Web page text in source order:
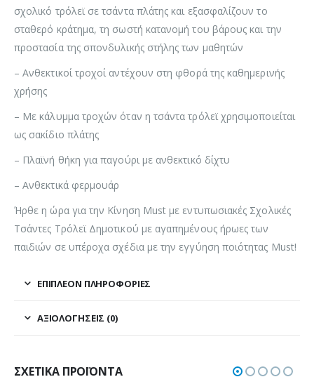
σχολικό τρόλεϊ σε τσάντα πλάτης και εξασφαλίζουν το
σταθερό κράτημα, τη σωστή κατανομή του βάρους και την
προστασία της σπονδυλικής στήλης των μαθητών
– Ανθεκτικοί τροχοί αντέχουν στη φθορά της καθημερινής
χρήσης
– Με κάλυμμα τροχών όταν η τσάντα τρόλεϊ χρησιμοποιείται
ως σακίδιο πλάτης
– Πλαϊνή θήκη για παγούρι με ανθεκτικό δίχτυ
– Ανθεκτικά φερμουάρ
Ήρθε η ώρα για την Κίνηση Must με εντυπωσιακές Σχολικές
Τσάντες Τρόλεϊ Δημοτικού με αγαπημένους ήρωες των
παιδιών σε υπέροχα σχέδια με την εγγύηση ποιότητας Must!
ΕΠΙΠΛΈΟΝ ΠΛΗΡΟΦΟΡΊΕΣ
ΑΞΙΟΛΟΓΉΣΕΙΣ (0)
ΣΧΕΤΙΚΆ ΠΡΟΪΌΝΤΑ